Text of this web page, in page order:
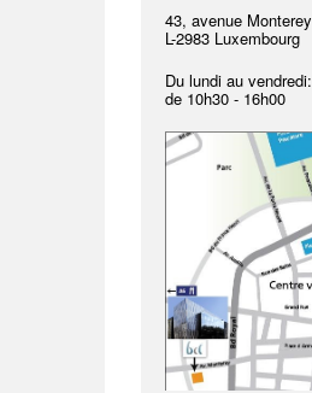
43, avenue Monterey
L-2983 Luxembourg
Du lundi au vendredi:
de 10h30 - 16h00